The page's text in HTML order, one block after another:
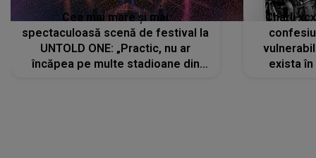
Cea mai mare și mai
spectaculoasă scenă de festival la
UNTOLD ONE: „Practic, nu ar
încăpea pe multe stadioane din
Charli
exista